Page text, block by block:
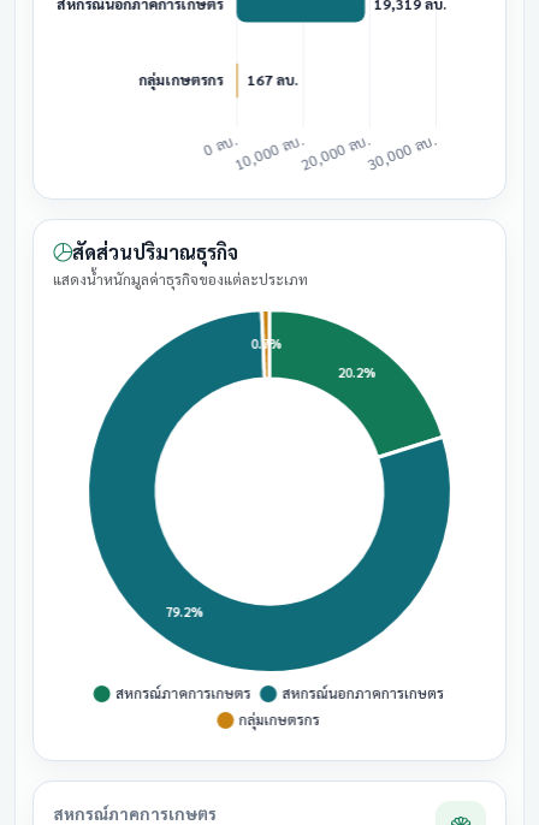
สัดส่วนปริมาณธุรกิจ
แสดงน้ำหนักมูลค่าธุรกิจของแต่ละประเภท
สหกรณ์ภาคการเกษตร